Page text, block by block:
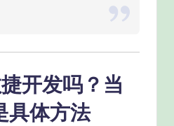
开发吗？当
体方法